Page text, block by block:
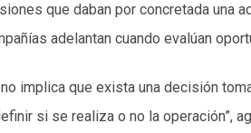
que daban por concretada una
adelantan cuando evalúan
implica que exista una decisión
si se realiza o no la operación”,